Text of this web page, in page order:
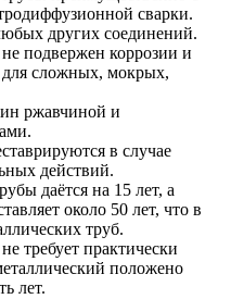
сварки.
других соединений.
подвержен коррозии и
для сложных, мокрых,
ржавчиной и
в случае
действий.
даётся на 15 лет, а
около 50 лет, что в
труб.
требует практически
положено
лет.